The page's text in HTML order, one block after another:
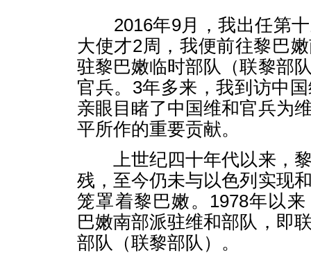
2016年9月，我出任第十
大使才2周，我便前往黎巴
驻黎巴嫩临时部队（联黎部
官兵。3年多来，我到访中
亲眼目睹了中国维和官兵为
平所作的重要贡献。
上世纪四十年代以来，黎
残，至今仍未与以色列实现
笼罩着黎巴嫩。1978年以
巴嫩南部派驻维和部队，即
部队（联黎部队）。